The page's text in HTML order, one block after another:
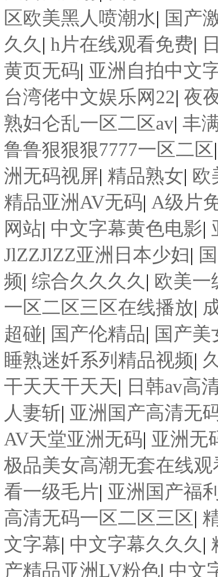
区欧美黑人喷潮水| 国产
久久 | h片在线观看免费|
黄页无码| 亚洲自拍中文
台湾佬中文娱乐网22| 夜
熟妇仑乱一区二区av| 丰
鲁鲁狠狠狠7777一区二区
洲无码视屏| 精品熟女| 欧
精品亚洲AV无码| A级片
网站| 中文字幕黄色电影|
JlZZJlZZ亚洲日本少妇|
频| 综合久久久久 | 欧美一
一区二区三区在线播放|
超碰| 国产伦精品| 国产
睡熟迷奷系列精品视频|
干天天干天天| 日韩av高
人妻斩| 亚洲国产高清无
AV天堂亚洲无码| 亚洲无
极品美女高潮无套在线观
看一级毛片| 亚洲国产福
高清无码一区二区三区|
文字幕| 中文字幕久久久 |
产精品亚洲LV粉色| 中文